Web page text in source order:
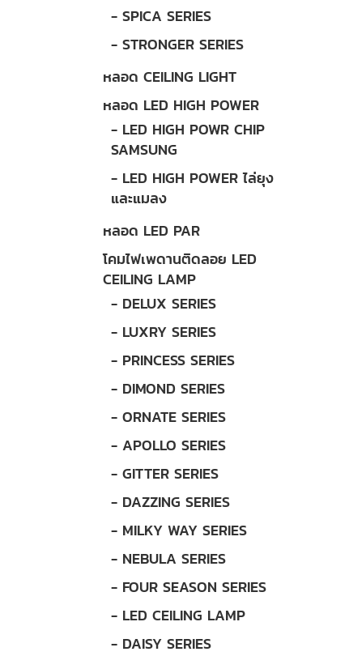
- SPICA SERIES
- STRONGER SERIES
หลอด CEILING LIGHT
หลอด LED HIGH POWER
- LED HIGH POWR CHIP
SAMSUNG
- LED HIGH POWER ไล่ยุง
และแมลง
หลอด LED PAR
โคมไฟเพดานติดลอย LED
CEILING LAMP
- DELUX SERIES
- LUXRY SERIES
- PRINCESS SERIES
- DIMOND SERIES
- ORNATE SERIES
- APOLLO SERIES
- GITTER SERIES
- DAZZING SERIES
- MILKY WAY SERIES
- NEBULA SERIES
- FOUR SEASON SERIES
- LED CEILING LAMP
- DAISY SERIES